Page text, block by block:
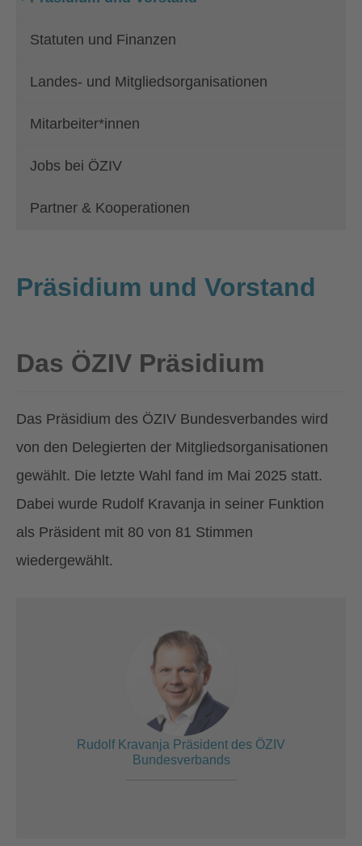
Statuten und Finanzen
Landes- und Mitgliedsorganisationen
Mitarbeiter*innen
Jobs bei ÖZIV
Partner & Kooperationen
Präsidium und Vorstand
Das ÖZIV Präsidium
Das Präsidium des ÖZIV Bundesverbandes wird
von den Delegierten der Mitgliedsorganisationen
gewählt. Die letzte Wahl fand im Mai 2025 statt.
Dabei wurde Rudolf Kravanja in seiner Funktion
als Präsident mit 80 von 81 Stimmen
wiedergewählt.
Rudolf Kravanja Präsident des ÖZIV
Bundesverbands